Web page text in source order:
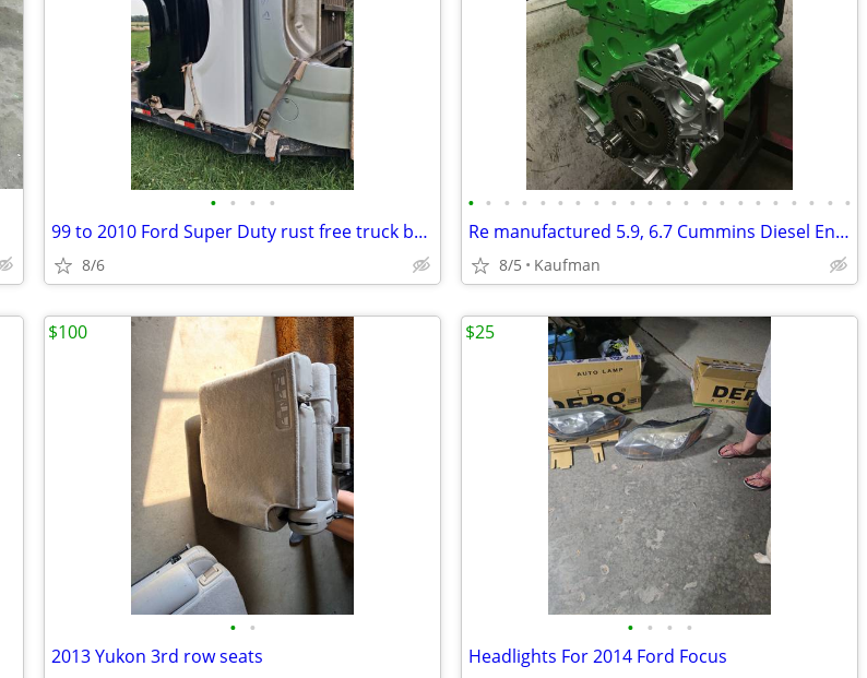
• • • •
99 to 2010 Ford Super Duty rust free truck beds
8/6
• • • • • • • • • • • • • • • • • • • • • •
Re manufactured 5.9, 6.7 Cummins Diesel Engine Long Blocks
8/5 Kaufman
• •
2013 Yukon 3rd row seats
$100
• • • •
Headlights For 2014 Ford Focus
$25